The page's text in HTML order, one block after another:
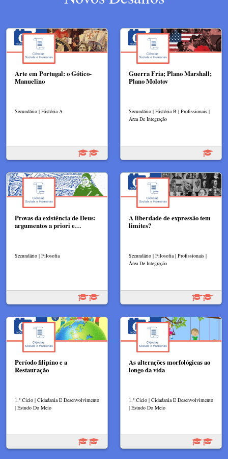
Arte em Portugal: o Gótico-
Manuelino
Secundário | História A
Guerra Fria; Plano Marshall;
Plano Molotov
Secundário | História B | Profissionais |
Área De Integração
Provas da existência de Deus:
argumentos a priori e…
Secundário | Filosofia
A liberdade de expressão tem
limites?
Secundário | Filosofia | Profissionais |
Área De Integração
Período filipino e a
Restauração
1.º Ciclo | Cidadania E Desenvolvimento
| Estudo Do Meio
As alterações morfológicas ao
longo da vida
1.º Ciclo | Cidadania E Desenvolvimento
| Estudo Do Meio